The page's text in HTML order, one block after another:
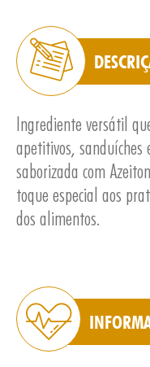
Ingrediente versátil
apetitivos, sanduíches
saborizada com
toque especial aos
dos alimentos.